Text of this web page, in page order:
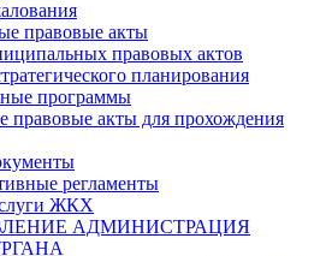
правовые акты
правовых актов
планирования
программы
правовые акты для прохождения
регламенты
ЖКХ
АДМИНИСТРАЦИЯ